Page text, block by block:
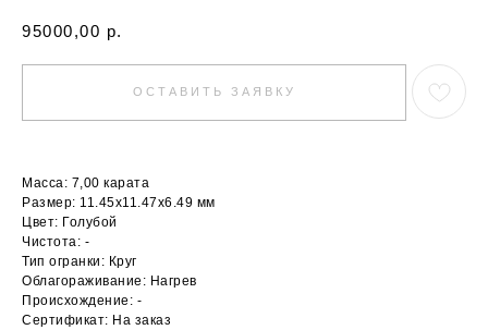
95000,00 р.
ОСТАВИТЬ ЗАЯВКУ
Масса: 7,00 карата
Размер: 11.45х11.47х6.49 мм
Цвет: Голубой
Чистота: -
Тип огранки: Круг
Облагораживание: Нагрев
Происхождение: -
Сертификат: На заказ